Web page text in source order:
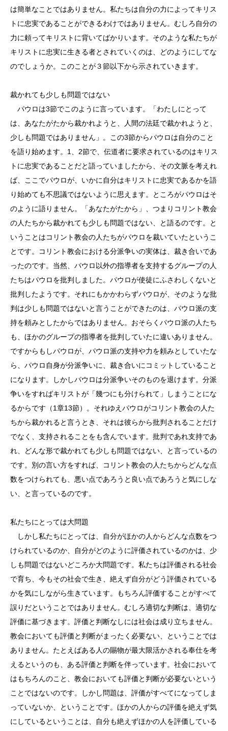
は簡単なことではありません。私たちは自分の力によってキリス
トに忠実であることができるわけではありません。むしろ自分の
力に頼ってキリストに背いてばかりいます。そのような私たちが
キリストに忠実に生きる者とされていくのは、どのようにしてな
のでしょうか。このことが３節以下から示されていきます。
裁かれても少しも問題ではない
パウロは3節でこのように言っています。「わたしにとって
は、あなたがたから裁かれようと、人間の法廷で裁かれようと、
少しも問題ではありません」。この3節からパウロは自分のこと
を語り始めます。1、2節で、伝道者に要求されているのはキリス
トに忠実であることだと語っていましたから、その文脈を考えれ
ば、ここでパウロが、いかに自分はキリストに忠実であるかを語
り始めても不思議ではないように思えます。ところがパウロはそ
のように語りません。「あなたがたから」、つまりコリント教会
の人たちから裁かれても少しも問題ではない、と語るのです。と
いうことはコリント教会の人たちがパウロを裁いていたというこ
とです。コリント教会における分派争いの実体は、裁き合いであ
ったのです。当然、パウロ以外の指導者を支持するグループの人
たちはパウロを批判しました。パウロが使徒にふさわしくないと
批判したようです。それにもかかわらずパウロが、そのような批
判は少しも問題ではないと言うことができたのは、パウロ派の支
持を頼みとしたからではありません。おそらくパウロ派の人たち
も、ほかのグループの指導者を批判していたに違いありません。
ですからもしパウロが、パウロ派の支持や力を頼みとしていたな
ら、パウロ自身が分派争いに、裁き合いにコミットしていること
になります。しかしパウロは分派争いそのものを退けます。分派
争いをすればキリストが「幾つにも分けられて」しまうことにな
るからです（1章13節）。それゆえパウロがコリント教会の人た
ちから裁かれると言うとき、それは彼らから批判されることだけ
でなく、支持されることをも含んでいます。批判であれ支持であ
れ、どんな形で裁かれても少しも問題ではない、と言っているの
です。別の言い方をすれば、コリント教会の人たちからどんな点
数をつけられても、悪い点であろうと良い点であろうと気にしな
い、と言っているのです。
私たちにとっては大問題
しかし私たちにとっては、自分がほかの人からどんな点数をつ
けられているのか、自分がどのように評価されているのかは、少
しも問題ではないどころか大問題です。私たちは評価される社会
で育ち、今もその社会で生き、絶えず自分がどう評価されている
かを気にしながら生きています。もちろん評価することがすべて
誤りだということではありません。むしろ適切な判断は、適切な
評価に基づきます。評価と判断なしには社会は成り立ちません。
教会においても評価と判断がまったく必要ない、ということでは
ありません。たとえばある人の賜物が最大限活かされる奉仕を考
えるというのも、ある評価と判断を伴っています。社会において
はもちろんのこと、教会においても評価と判断が必要ないという
ことではないのです。しかし問題は、評価がすべてになってしま
っていないか、ということです。ほかの人からの評価を絶えず気
にしているということは、自分も絶えずほかの人を評価している